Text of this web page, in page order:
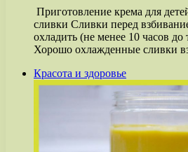
Приготовление крема для
сливки Сливки перед
охладить (не менее 10 часов
Хорошо охлажденные сливки
Красота и здоровье